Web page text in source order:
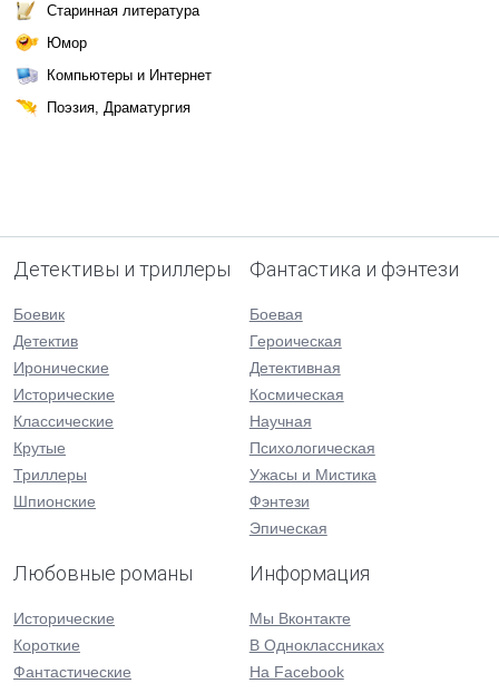
Старинная литература
Юмор
Компьютеры и Интернет
Поэзия, Драматургия
Детективы и триллеры
Боевик
Детектив
Иронические
Исторические
Классические
Крутые
Триллеры
Шпионские
Фантастика и фэнтези
Боевая
Героическая
Детективная
Космическая
Научная
Психологическая
Ужасы и Мистика
Фэнтези
Эпическая
Любовные романы
Исторические
Короткие
Фантастические
Информация
Мы Вконтакте
В Одноклассниках
На Facebook